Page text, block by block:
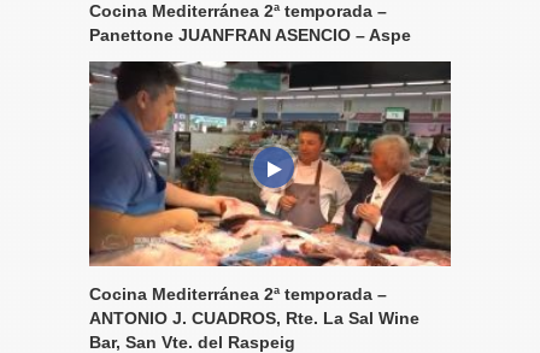
Cocina Mediterránea 2ª temporada –
Panettone JUANFRAN ASENCIO – Aspe
Cocina Mediterránea 2ª temporada –
ANTONIO J. CUADROS, Rte. La Sal Wine
Bar, San Vte. del Raspeig